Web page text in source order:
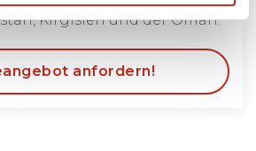
Kirgisien und der Oman.
anfordern!